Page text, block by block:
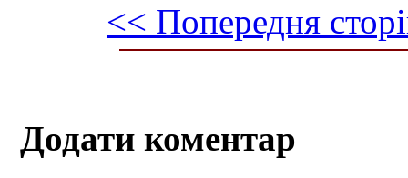
<< Попередня
Додати коментар